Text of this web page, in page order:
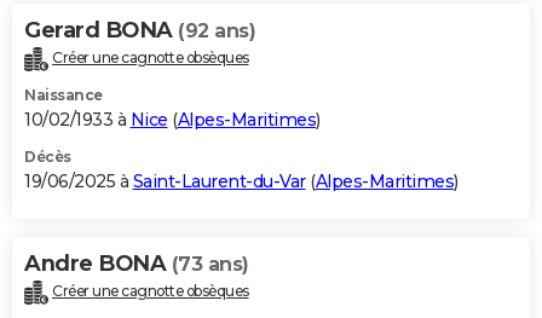
Gerard BONA (92 ans)
Créer une cagnotte obsèques
Naissance
10/02/1933 à Nice (Alpes-Maritimes)
Décès
19/06/2025 à Saint-Laurent-du-Var(Alpes-Maritimes)
Andre BONA (73 ans)
Créer une cagnotte obsèques